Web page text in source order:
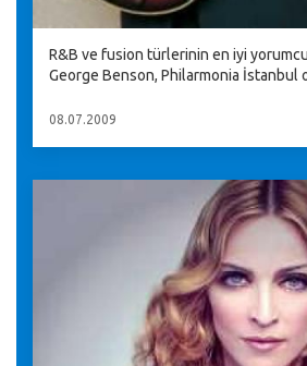
R&B ve fusion türlerinin en iyi
George Benson, Philarmonia İstanbul
08.07.2009